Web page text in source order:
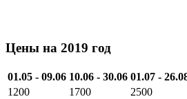
Цены на 2019 год
01.05 - 09.06 10.06 - 30.06 01.07 -
1200
1700 2500